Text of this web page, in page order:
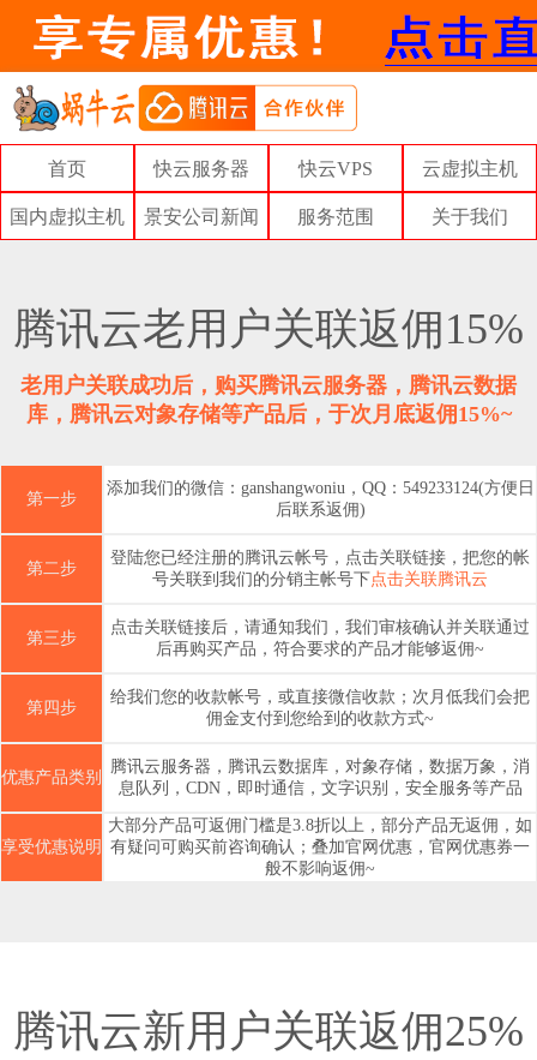
首页 快云服务器 快云VPS 云虚拟主机
国内虚拟主机 景安公司新闻 服务范围 关于我们
腾讯云老用户关联返佣15%
老用户关联成功后，购买腾讯云服务器，腾讯云数据
库，腾讯云对象存储等产品后，于次月底返佣15%~
第一步
添加我们的微信：ganshangwoniu，QQ：549233124(方便日
后联系返佣)
第二步
登陆您已经注册的腾讯云帐号，点击关联链接，把您的帐
号关联到我们的分销主帐号下点击关联腾讯云
第三步
点击关联链接后，请通知我们，我们审核确认并关联通过
后再购买产品，符合要求的产品才能够返佣~
第四步
给我们您的收款帐号，或直接微信收款；次月低我们会把
佣金支付到您给到的收款方式~
优惠产品类别
腾讯云服务器，腾讯云数据库，对象存储，数据万象，消
息队列，CDN，即时通信，文字识别，安全服务等产品
享受优惠说明
大部分产品可返佣门槛是3.8折以上，部分产品无返佣，如
有疑问可购买前咨询确认；叠加官网优惠，官网优惠券一
般不影响返佣~
腾讯云新用户关联返佣25%